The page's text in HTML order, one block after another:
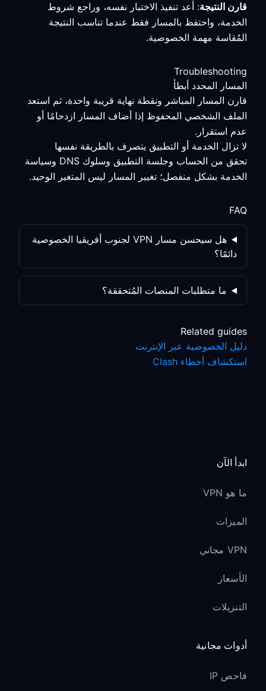
قارن النتيجة: أعد تنفيذ الاختبار نفسه، وراجع شروط
الخدمة، واحتفظ بالمسار فقط عندما تناسب النتيجة
المُقاسة مهمة الخصوصية.
Troubleshooting
المسار المحدد أبطأ
قارن المسار المباشر ونقطة نهاية قريبة واحدة، ثم استعد
الملف الشخصي المحفوظ إذا أضاف المسار ازدحامًا أو
عدم استقرار.
لا تزال الخدمة أو التطبيق يتصرف بالطريقة نفسها
تحقق من الحساب وجلسة التطبيق وسلوك DNS وسياسة
الخدمة بشكل منفصل؛ تغيير المسار ليس المتغير الوحيد.
FAQ
هل سيحسن مسار VPN لجنوب أفريقيا الخصوصية
دائمًا؟
ما متطلبات المنصات المُتحققة؟
Related guides
دليل الخصوصية عبر الإنترنت
استكشاف أخطاء Clash
ابدأ الآن
ما هو VPN
الميزات
VPN مجاني
الأسعار
التنزيلات
أدوات مجانية
فاحص IP